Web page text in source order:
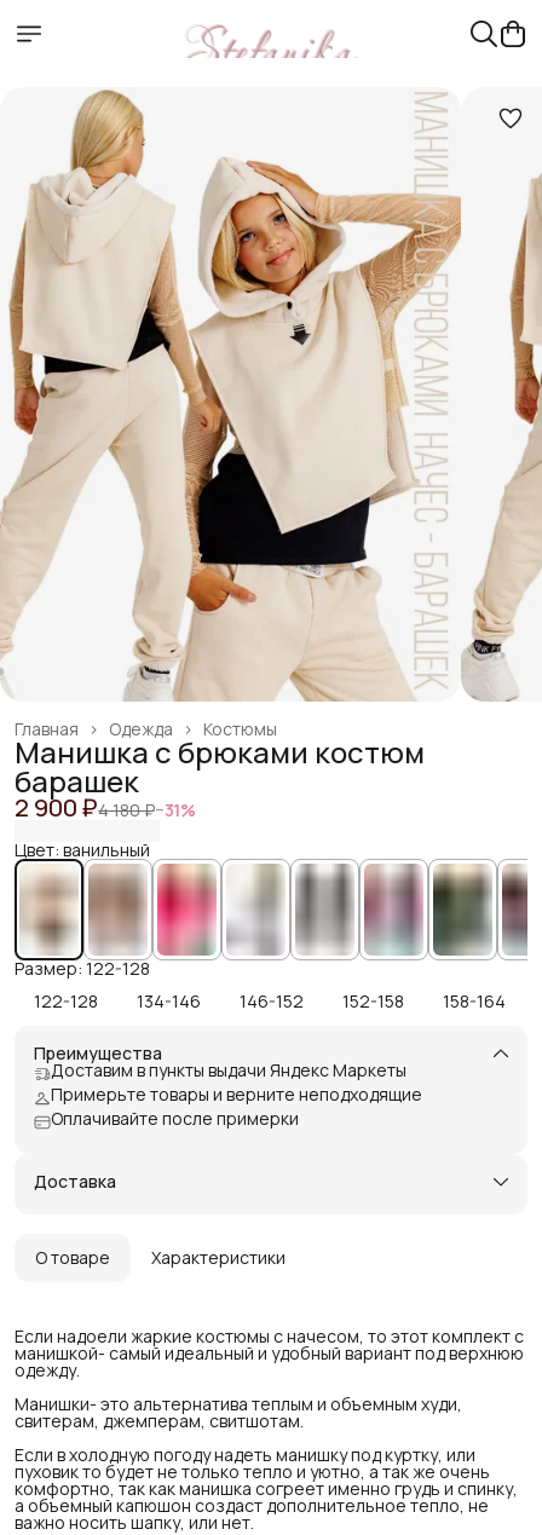
Костюмы
Одежда ›
Главная ›
Манишка с брюками костюм
барашек
2 900 ₽4 180 ₽−31%
Цвет: ванильный
Размер: 122-128
122-128
134-146 146-152 152-158 158-164
Преимущества
Доставим в пункты выдачи Яндекс Маркеты
Примерьте товары и верните неподходящие
Оплачивайте после примерки
Доставка
О товаре Характеристики
Если надоели жаркие костюмы с начесом, то этот комплект с
манишкой- самый идеальный и удобный вариант под верхнюю
одежду.
Манишки- это альтернатива теплым и объемным худи,
свитерам, джемперам, свитшотам.
Если в холодную погоду надеть манишку под куртку, или
пуховик то будет не только тепло и уютно, а так же очень
комфортно, так как манишка согреет именно грудь и спинку,
а объемный капюшон создаст дополнительное тепло, не
важно носить шапку, или нет.